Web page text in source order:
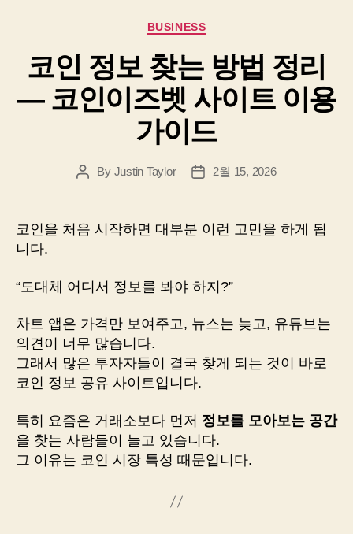
Categories
BUSINESS
코인 정보 찾는 방법 정리
― 코인이즈벳 사이트 이용
가이드
PostBy Justin Taylor
Post2월 15, 2026
코인을 처음 시작하면 대부분 이런 고민을 하게 됩
니다.
“도대체 어디서 정보를 봐야 하지?”
차트 앱은 가격만 보여주고, 뉴스는 늦고, 유튜브는
의견이 너무 많습니다.
그래서 많은 투자자들이 결국 찾게 되는 것이 바로
코인 정보 공유 사이트입니다.
특히 요즘은 거래소보다 먼저 정보를 모아보는 공간
을 찾는 사람들이 늘고 있습니다.
그 이유는 코인 시장 특성 때문입니다.